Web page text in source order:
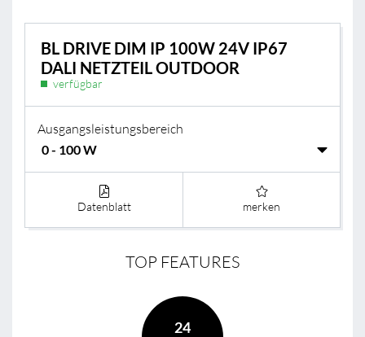
BL DRIVE DIM IP 100W 24V IP67
DALI NETZTEIL OUTDOOR
verfügbar
Ausgangsleistungsbereich
Datenblatt merken
TOP FEATURES
24